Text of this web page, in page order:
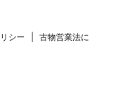
シー
古物営業法に